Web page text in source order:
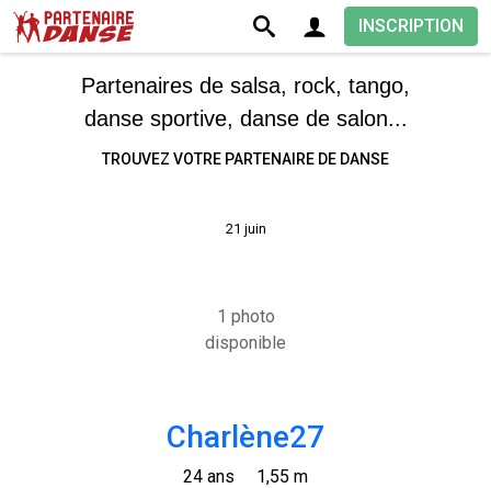
INSCRIPTION
Partenaires de salsa, rock, tango,
danse sportive, danse de salon...
TROUVEZ VOTRE PARTENAIRE DE DANSE
21 juin
1 photo
disponible
Charlène27
24 ans
1,55 m